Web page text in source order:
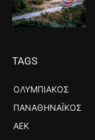
TAGS
ΟΛΥΜΠΙΑΚΌΣ
ΠΑΝΑΘΗΝΑΪΚΌΣ
ΑΕΚ